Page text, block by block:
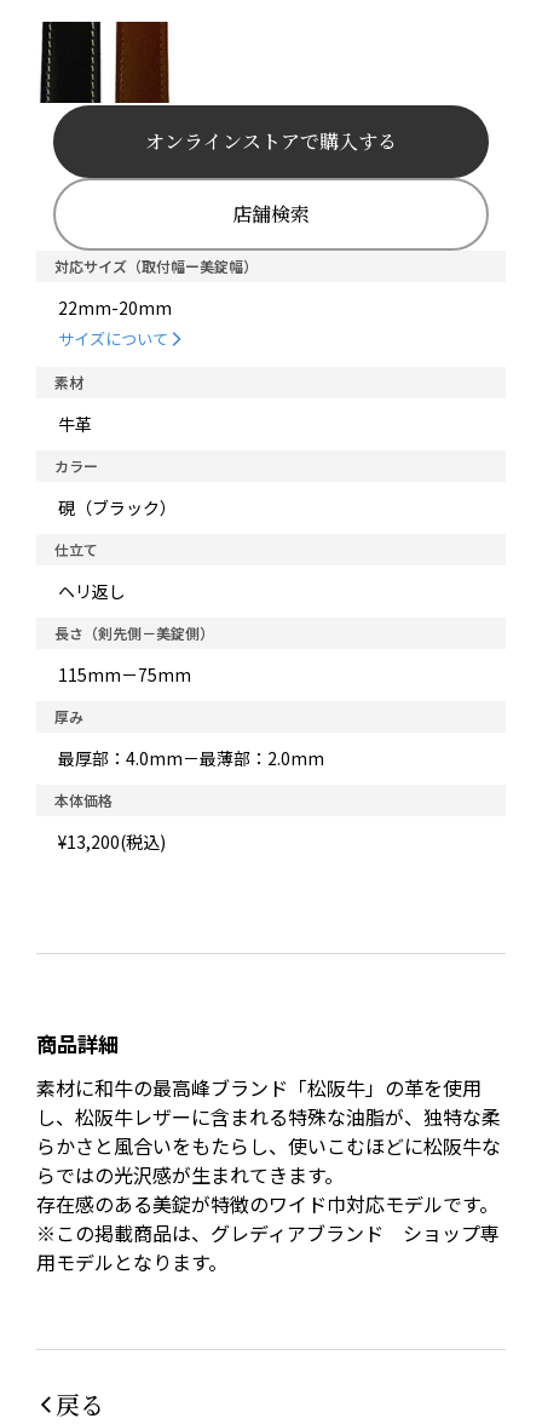
対応サイズ（取付幅ー美錠幅）
22mm-20mm
サイズについて
素材
牛革
カラー
硯（ブラック）
仕立て
ヘリ返し
長さ（剣先側－美錠側）
115mm－75mm
厚み
最厚部：4.0mm－最薄部：2.0mm
本体価格
¥13,200(税込)
オンラインストアで購入する
店舗検索
商品詳細
素材に和牛の最高峰ブランド「松阪牛」の革を使用
し、松阪牛レザーに含まれる特殊な油脂が、独特な柔
らかさと風合いをもたらし、使いこむほどに松阪牛な
らではの光沢感が生まれてきます。
存在感のある美錠が特徴のワイド巾対応モデルです。
※この掲載商品は、グレディアブランド ショップ専
用モデルとなります。
戻る